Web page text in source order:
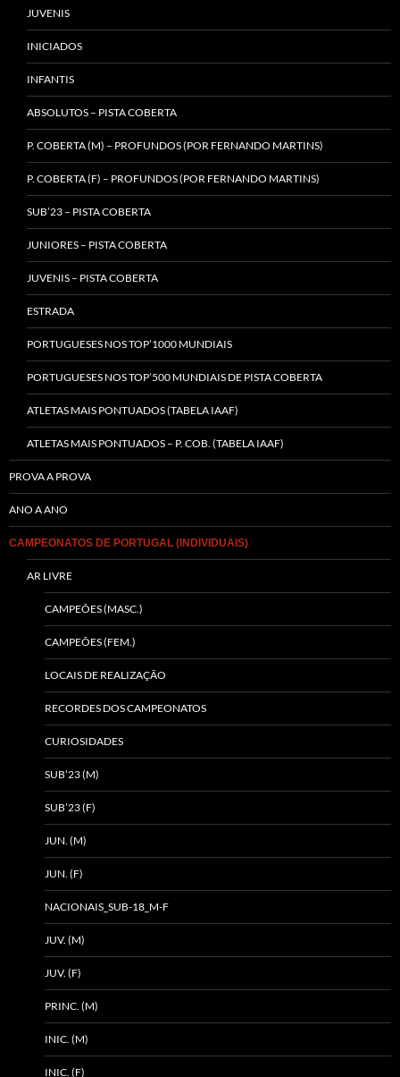
JUVENIS
INICIADOS
INFANTIS
ABSOLUTOS – PISTA COBERTA
P. COBERTA (M) – PROFUNDOS (POR FERNANDO MARTINS)
P. COBERTA (F) – PROFUNDOS (POR FERNANDO MARTINS)
SUB’23 – PISTA COBERTA
JUNIORES – PISTA COBERTA
JUVENIS – PISTA COBERTA
ESTRADA
PORTUGUESES NOS TOP’1000 MUNDIAIS
PORTUGUESES NOS TOP’500 MUNDIAIS DE PISTA COBERTA
ATLETAS MAIS PONTUADOS (TABELA IAAF)
ATLETAS MAIS PONTUADOS – P. COB. (TABELA IAAF)
PROVA A PROVA
ANO A ANO
CAMPEONATOS DE PORTUGAL (INDIVIDUAIS)
AR LIVRE
CAMPEÕES (MASC.)
CAMPEÕES (FEM.)
LOCAIS DE REALIZAÇÃO
RECORDES DOS CAMPEONATOS
CURIOSIDADES
SUB’23 (M)
SUB’23 (F)
JUN. (M)
JUN. (F)
NACIONAIS_SUB-18_M-F
JUV. (M)
JUV. (F)
PRINC. (M)
INIC. (M)
INIC. (F)